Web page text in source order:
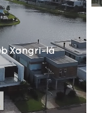
Xangri-lá